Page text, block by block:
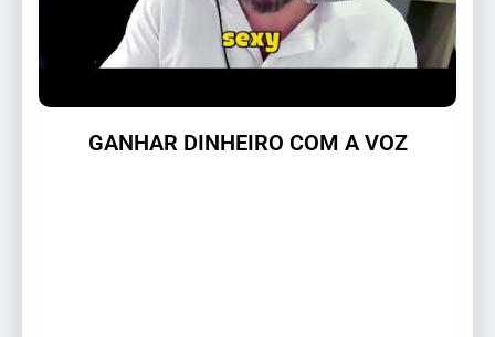
GANHAR DINHEIRO COM A VOZ